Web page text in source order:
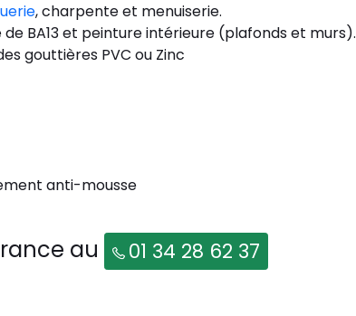
, charpente et menuiserie.
BA13 et peinture intérieure (plafonds et murs).
gouttières PVC ou Zinc
anti-mousse
au 01 34 28 62 37